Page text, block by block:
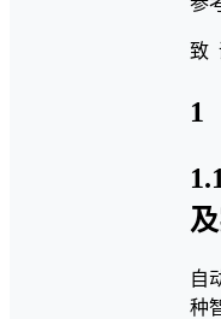
致
1
自
种